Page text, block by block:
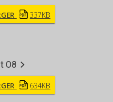
337KB
O8
634KB